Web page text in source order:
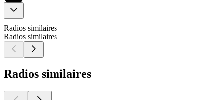
Radios similaires
Radios similaires
Radios similaires